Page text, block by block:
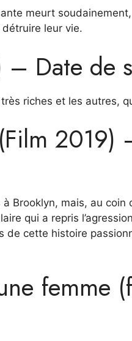
meurt
leur vie.
– Date de
riches et les autres,
2019)
à Brooklyn, mais, au
qui a repris
de cette histoire
femme